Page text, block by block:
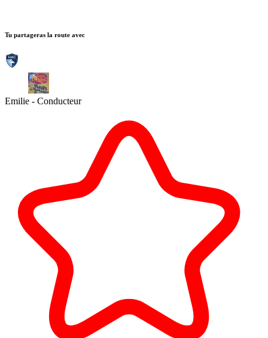
Tu partageras la route avec
Emilie - Conducteur